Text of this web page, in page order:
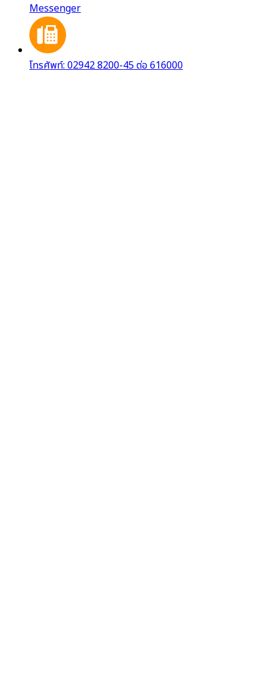
Messenger
โทรศัพท์: 02942 8200-45 ต่อ 616000